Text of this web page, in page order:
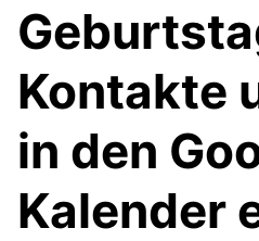
Kontakte
in den
Kalender